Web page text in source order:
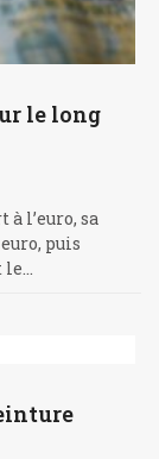
le long
l’euro, sa
puis